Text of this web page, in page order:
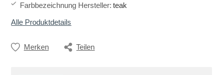
Farbbezeichnung Hersteller: teak
Alle Produktdetails
Merken Teilen